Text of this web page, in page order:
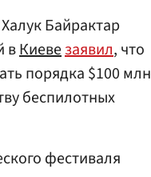
Байрактар
вКиевезаявил, что
порядка $100 млн
беспилотных
фестиваля